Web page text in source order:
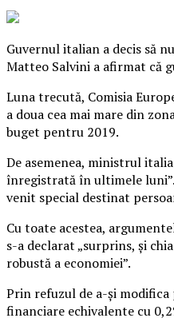
Guvernul italian a decis să
Matteo Salvini a afirmat că
Luna trecută, Comisia
a doua cea mai mare din
buget pentru 2019.
De asemenea, ministrul
înregistrată în ultimele
venit special destinat
Cu toate acestea,
s-a declarat „surprins, şi
robustă a economiei”.
Prin refuzul de a-şi modifica
financiare echivalente cu